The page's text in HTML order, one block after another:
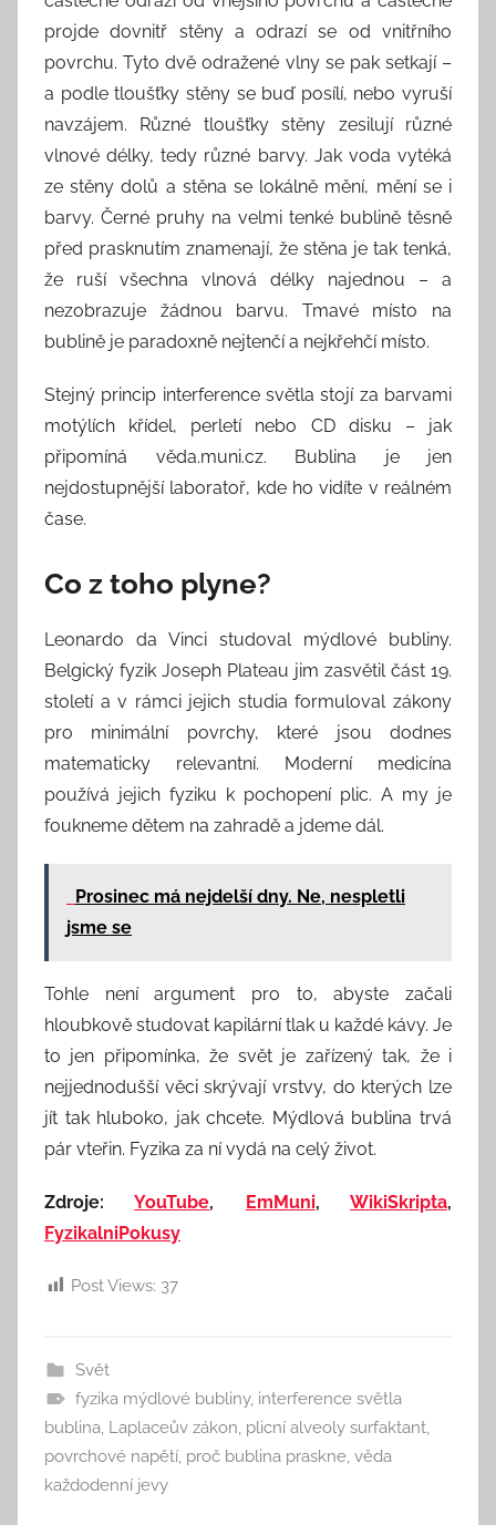
projde dovnitř stěny a odrazí se od vnitřního
povrchu. Tyto dvě odražené vlny se pak setkají –
a podle tloušťky stěny se buď posílí, nebo vyruší
navzájem. Různé tloušťky stěny zesilují různé
vlnové délky, tedy různé barvy. Jak voda vytéká
ze stěny dolů a stěna se lokálně mění, mění se i
barvy. Černé pruhy na velmi tenké bublině těsně
před prasknutím znamenají, že stěna je tak tenká,
že ruší všechna vlnová délky najednou – a
nezobrazuje žádnou barvu. Tmavé místo na
bublině je paradoxně nejtenčí a nejkřehčí místo.
Stejný princip interference světla stojí za barvami
motýlích křídel, perletí nebo CD disku – jak
připomíná věda.muni.cz. Bublina je jen
nejdostupnější laboratoř, kde ho vidíte v reálném
čase.
Co z toho plyne?
Leonardo da Vinci studoval mýdlové bubliny.
Belgický fyzik Joseph Plateau jim zasvětil část 19.
století a v rámci jejich studia formuloval zákony
pro minimální povrchy, které jsou dodnes
matematicky relevantní. Moderní medicína
používá jejich fyziku k pochopení plic. A my je
foukneme dětem na zahradě a jdeme dál.
Prosinec má nejdelší dny. Ne, nespletli
jsme se
Tohle není argument pro to, abyste začali
hloubkově studovat kapilární tlak u každé kávy. Je
to jen připomínka, že svět je zařízený tak, že i
nejjednodušší věci skrývají vrstvy, do kterých lze
jít tak hluboko, jak chcete. Mýdlová bublina trvá
pár vteřin. Fyzika za ní vydá na celý život.
Zdroje:YouTube, EmMuni,WikiSkripta,
FyzikalniPokusy
Post Views: 37
Svět
fyzika mýdlové bubliny, interference světla
bublina, Laplaceův zákon, plicní alveoly surfaktant,
povrchové napětí, proč bublina praskne, věda
každodenní jevy